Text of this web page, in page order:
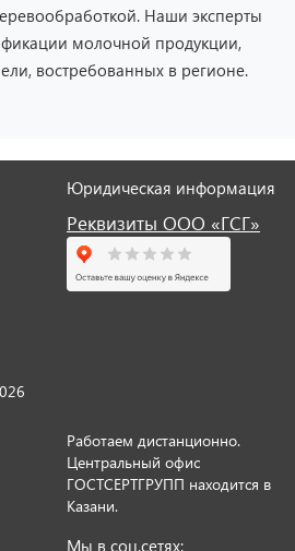
Наши эксперты
молочной продукции,
востребованных в регионе.
Юридическая информация
Реквизиты ООО «ГСГ»
Работаем дистанционно.
Центральный офис
ГОСТСЕРТГРУПП находится в
Казани.
Мы в соц.сетях: